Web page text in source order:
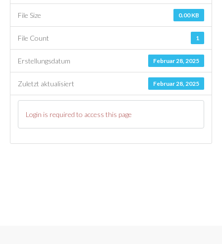
0.00 KB
File Size
1
File Count
Februar 28, 2025
Erstellungsdatum
Februar 28, 2025
Zuletzt aktualisiert
Login is required to access this page